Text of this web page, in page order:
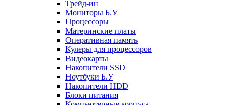
Трейд-ин
Мониторы Б.У
Процессоры
Материнские платы
Оперативная память
Кулеры для процессоров
Видеокарты
Накопители SSD
Ноутбуки Б.У
Накопители HDD
Блоки питания